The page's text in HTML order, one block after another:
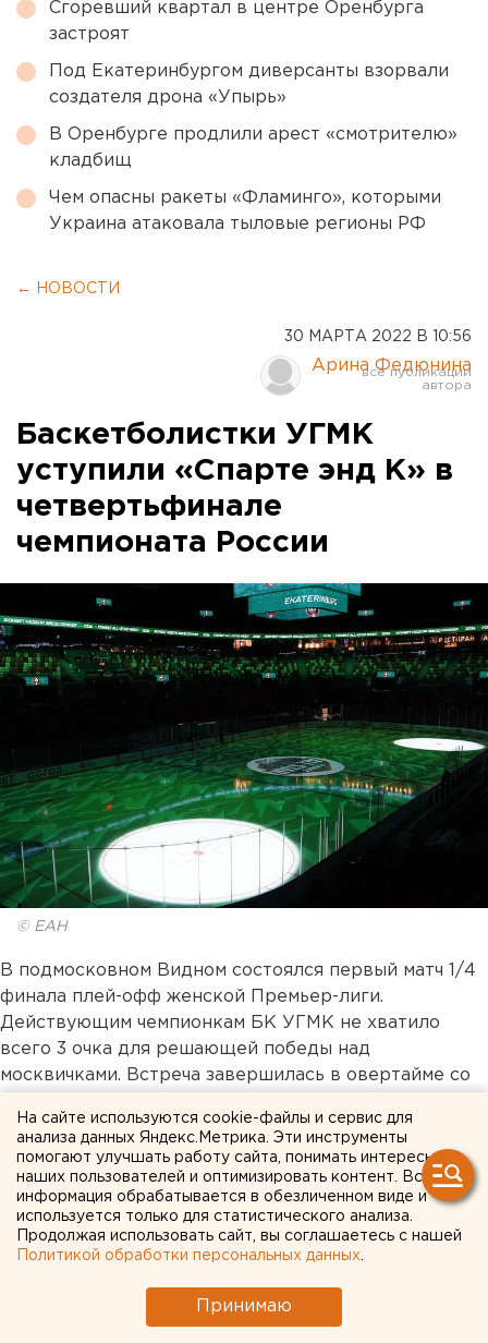
Сгоревший квартал в центре Оренбурга
застроят
Под Екатеринбургом диверсанты взорвали
создателя дрона «Упырь»
В Оренбурге продлили арест «смотрителю»
кладбищ
Чем опасны ракеты «Фламинго», которыми
Украина атаковала тыловые регионы РФ
← НОВОСТИ
30 МАРТА 2022 В 10:56
Арина Федюнина
Баскетболистки УГМК
уступили «Спарте энд К» в
четвертьфинале
чемпионата России
© ЕАН
В подмосковном Видном состоялся первый матч 1/4
финала плей-офф женской Премьер-лиги.
Действующим чемпионкам БК УГМК не хватило
всего 3 очка для решающей победы над
москвичками. Встреча завершилась в овертайме со
В первом периоде лисицы сразу же перехватили
инициативу и контролировали ход игры. Лучше всех
себя проявили нападающая Мария Попова (10 очков)
и центровая Мария Вадеева (15 очков). На большой
перерыв уральская команда ушлас двузначным
Вторая половина игры прошла в напряженной
На сайте используются cookie-файлы и сервис для
анализа данных Яндекс.Метрика. Эти инструменты
помогают улучшать работу сайта, понимать интересы
наших пользователей и оптимизировать контент. Вся
информация обрабатывается в обезличенном виде и
используется только для статистического анализа.
Продолжая использовать сайт, вы соглашаетесь с нашей
Политикой обработки персональных данных
Принимаю